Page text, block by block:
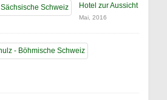
Hotel zur Aussicht
Mai, 2016